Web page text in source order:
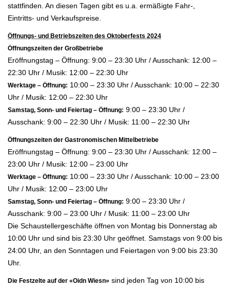
stattfinden. An diesen Tagen gibt es u.a. ermäßigte Fahr-,
Eintritts- und Verkaufspreise.
Öffnungs- und Betriebszeiten des Oktoberfests 2024
Öffnungszeiten der Großbetriebe
Eröffnungstag – Öffnung: 9:00 – 23:30 Uhr / Ausschank: 12:00 –
22:30 Uhr / Musik: 12:00 – 22:30 Uhr
Werktage – Öffnung: 10:00 – 23:30 Uhr / Ausschank: 10:00 – 22:30
Uhr / Musik: 12:00 – 22:30 Uhr
Samstag, Sonn- und Feiertag – Öffnung: 9:00 – 23:30 Uhr /
Ausschank: 9:00 – 22:30 Uhr / Musik: 11:00 – 22:30 Uhr
Öffnungszeiten der Gastronomischen Mittelbetriebe
Eröffnungstag – Öffnung: 9:00 – 23:30 Uhr / Ausschank: 12:00 –
23:00 Uhr / Musik: 12:00 – 23:00 Uhr
Werktage – Öffnung: 10:00 – 23:30 Uhr / Ausschank: 10:00 – 23:00
Uhr / Musik: 12:00 – 23:00 Uhr
Samstag, Sonn- und Feiertag – Öffnung: 9:00 – 23:30 Uhr /
Ausschank: 9:00 – 23:00 Uhr / Musik: 11:00 – 23:00 Uhr
Die Schaustellergeschäfte öffnen von Montag bis Donnerstag ab
10:00 Uhr und sind bis 23:30 Uhr geöffnet. Samstags von 9:00 bis
24:00 Uhr, an den Sonntagen und Feiertagen von 9:00 bis 23:30
Uhr.
Die Festzelte auf der «Oidn Wiesn» sind jeden Tag von 10:00 bis